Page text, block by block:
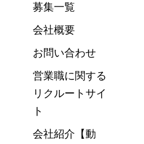
募集一覧
会社概要
お問い合わせ
営業職に関する
リクルートサイ
ト
会社紹介【動